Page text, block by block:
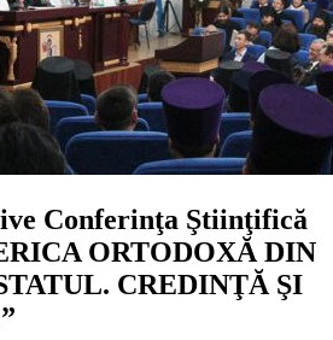
Conferinţa Ştiinţifică
ORTODOXĂ DIN
CREDINŢĂ ŞI